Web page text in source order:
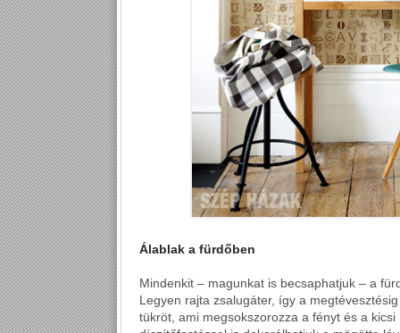
Álablak a fürdőben
Mindenkit – magunkat is becsaphatjuk – a
Legyen rajta zsalugáter, így a
tükröt, ami megsokszorozza a fényt és a